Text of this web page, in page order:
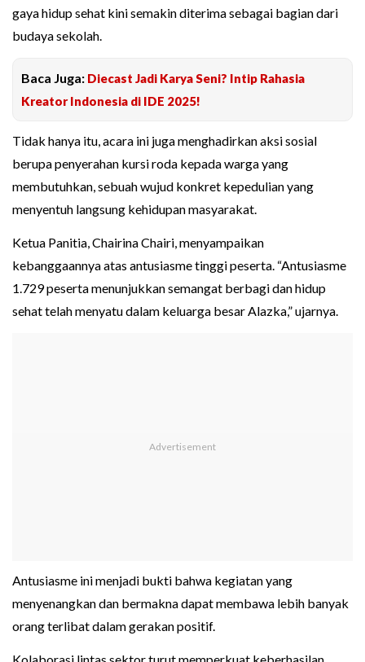
gaya hidup sehat kini semakin diterima sebagai bagian dari
budaya sekolah.
Baca Juga: Diecast Jadi Karya Seni? Intip Rahasia
Kreator Indonesia di IDE 2025!
Tidak hanya itu, acara ini juga menghadirkan aksi sosial
berupa penyerahan kursi roda kepada warga yang
membutuhkan, sebuah wujud konkret kepedulian yang
menyentuh langsung kehidupan masyarakat.
Ketua Panitia, Chairina Chairi, menyampaikan
kebanggaannya atas antusiasme tinggi peserta. “Antusiasme
1.729 peserta menunjukkan semangat berbagi dan hidup
sehat telah menyatu dalam keluarga besar Alazka,” ujarnya.
Antusiasme ini menjadi bukti bahwa kegiatan yang
menyenangkan dan bermakna dapat membawa lebih banyak
orang terlibat dalam gerakan positif.